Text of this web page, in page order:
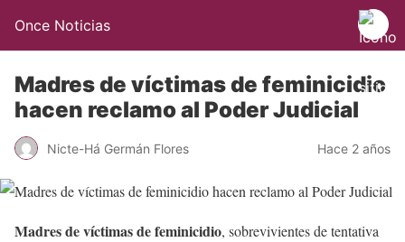
Once Noticias
Madres de víctimas de feminicidio
hacen reclamo al Poder Judicial
Nicte-Há Germán Flores Hace 2 años
Madres de víctimas de feminicidio, sobrevivientes de tentativa